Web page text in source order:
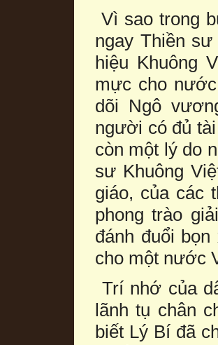
Vì sao trong
ngay Thiền
hiệu Khuông
mực cho
dõi Ngô
người có đủ
còn một lý do
sư Khuông
giáo, của các
phong trào
đánh đuổi
cho một nước
Trí nhớ của
lãnh tụ chân
biết Lý Bí đã